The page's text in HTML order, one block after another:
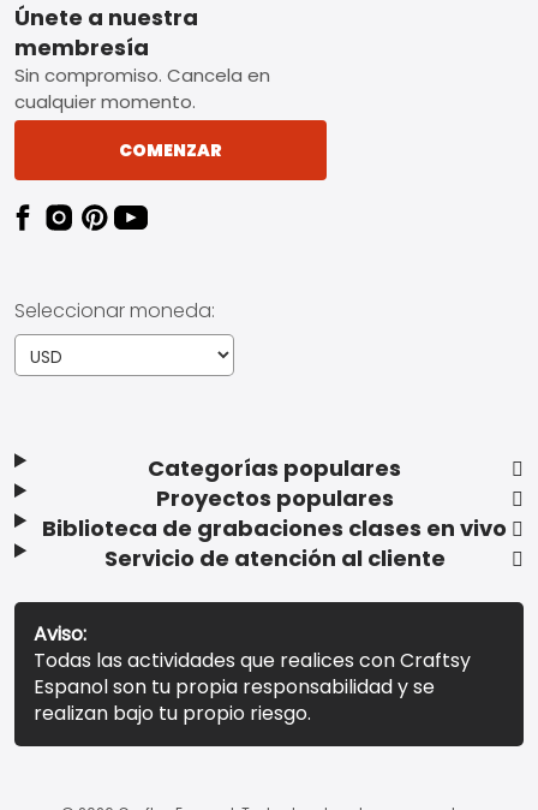
Footer
Categorías populares
Proyectos populares
Biblioteca de grabaciones clases en vivo
Servicio de atención al cliente
Únete a nuestra
membresía
Sin compromiso. Cancela en
cualquier momento.
COMENZAR
Seleccionar moneda:
Aviso:
Todas las actividades que realices con Craftsy
Espanol son tu propia responsabilidad y se
realizan bajo tu propio riesgo.